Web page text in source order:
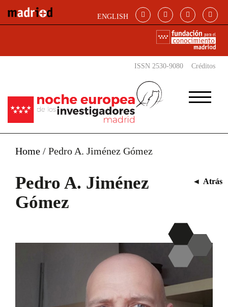
ENGLISH
ISSN 2530-9080 Créditos
Home / Pedro A. Jiménez Gómez
Pedro A. Jiménez
Gómez
◄ Atrás